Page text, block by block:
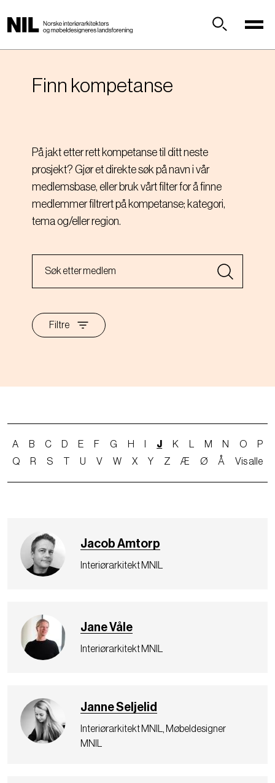
p
Finn kompetanse
På jakt etter rett kompetanse til ditt neste
prosjekt? Gjør et direkte søk på navn i vår
medlemsbase, eller bruk vårt filter for å finne
medlemmer filtrert på kompetanse; kategori,
tema og/eller region.
Filtre
A B C D E F G H J K M N O
P
Q
R S U V W X Y Z Æ Ø Å Vis alle
Jacob Amtorp
Interiørarkitekt MNIL
Jane Våle
Interiørarkitekt MNIL
Janne Seljelid
Interiørarkitekt MNIL, Møbeldesigner
MNIL